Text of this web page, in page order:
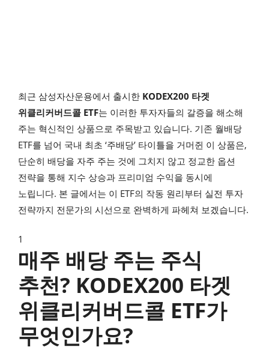
최근 삼성자산운용에서 출시한 KODEX200 타겟
위클리커버드콜 ETF는 이러한 투자자들의 갈증을 해소해
주는 혁신적인 상품으로 주목받고 있습니다. 기존 월배당
ETF를 넘어 국내 최초 ‘주배당’ 타이틀을 거머쥔 이 상품은,
단순히 배당을 자주 주는 것에 그치지 않고 정교한 옵션
전략을 통해 지수 상승과 프리미엄 수익을 동시에
노립니다. 본 글에서는 이 ETF의 작동 원리부터 실전 투자
전략까지 전문가의 시선으로 완벽하게 파헤쳐 보겠습니다.
1
매주 배당 주는 주식
추천? KODEX200 타겟
위클리커버드콜 ETF가
무엇인가요?